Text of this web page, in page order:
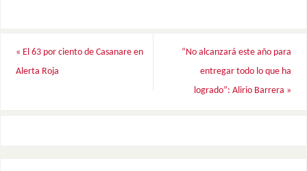
« El 63 por ciento de Casanare en
Alerta Roja
“No alcanzará este año para
entregar todo lo que ha
logrado”: Alirio Barrera »